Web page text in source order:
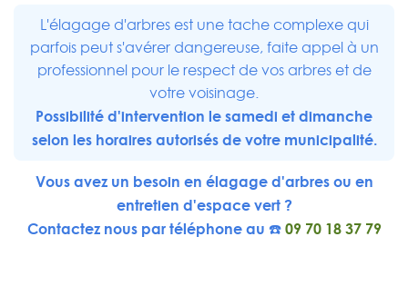
L'élagage d'arbres est une tache complexe qui
parfois peut s'avérer dangereuse, faite appel à un
professionnel pour le respect de vos arbres et de
votre voisinage.
Possibilité d'intervention le samedi et dimanche
selon les horaires autorisés de votre municipalité.
Vous avez un besoin en élagage d'arbres ou en
entretien d'espace vert ?
Contactez nous par téléphone au ☎️09 70 18 37 79